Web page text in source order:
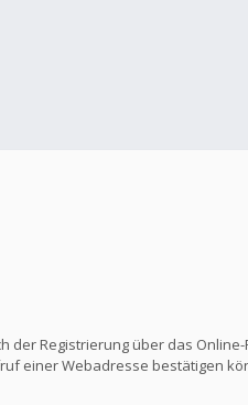
der Registrierung über das Online-
einer Webadresse bestätigen